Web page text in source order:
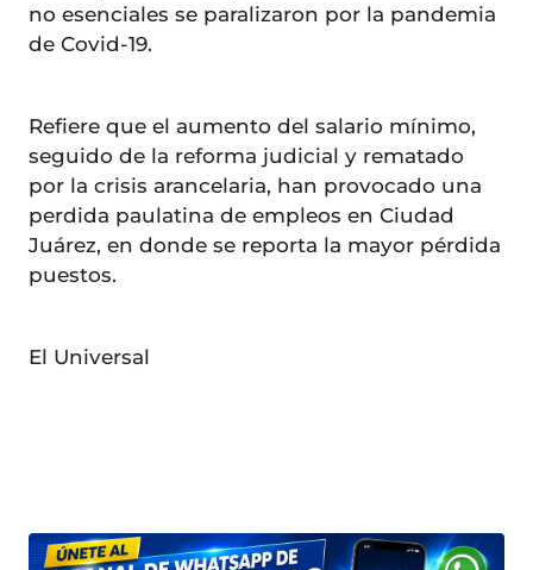
no esenciales se paralizaron por la pandemia
de Covid-19.
Refiere que el aumento del salario mínimo,
seguido de la reforma judicial y rematado
por la crisis arancelaria, han provocado una
perdida paulatina de empleos en Ciudad
Juárez, en donde se reporta la mayor pérdida
puestos.
El Universal